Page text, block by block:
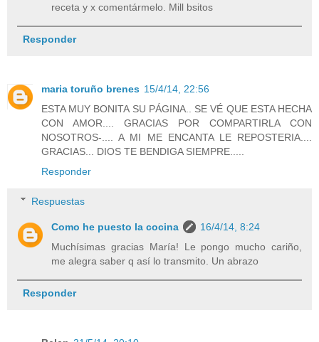
receta y x comentármelo. Mill bsitos
Responder
maria toruño brenes 15/4/14, 22:56
ESTA MUY BONITA SU PÁGINA.. SE VÉ QUE ESTA HECHA
CON AMOR.... GRACIAS POR COMPARTIRLA CON
NOSOTROS-.... A MI ME ENCANTA LE REPOSTERIA....
GRACIAS... DIOS TE BENDIGA SIEMPRE.....
Responder
Respuestas
Como he puesto la cocina
16/4/14, 8:24
Muchísimas gracias María! Le pongo mucho cariño,
me alegra saber q así lo transmito. Un abrazo
Responder